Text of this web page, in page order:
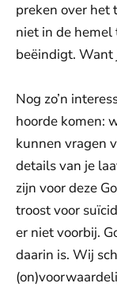
preken over het
niet in de
beëindigt. Want
Nog zo’n
hoorde komen:
kunnen vragen
details van je
zijn voor deze
troost voor
er niet voorbij.
daarin is. Wij